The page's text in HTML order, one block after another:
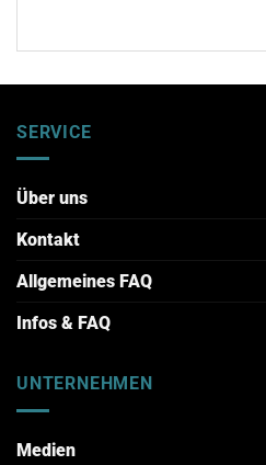
SERVICE
Über uns
Kontakt
Allgemeines FAQ
Infos & FAQ
UNTERNEHMEN
Medien